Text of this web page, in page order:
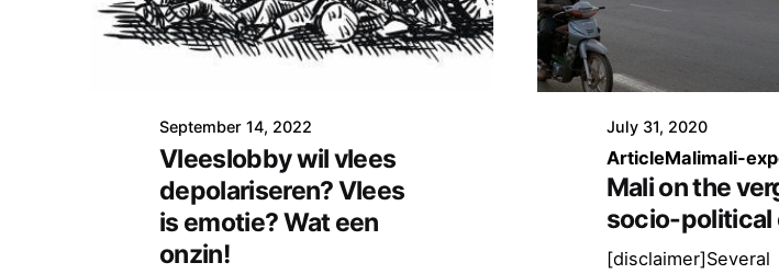
September 14, 2022
Vleeslobby wil vlees
depolariseren? Vlees
is emotie? Wat een
onzin!
July 31, 2020
ArticleMalimali-
Mali on the
socio-political
[disclaimer]Several